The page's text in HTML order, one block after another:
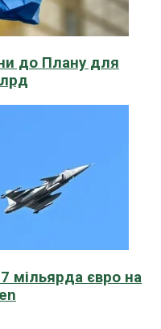
до Плану для
мільярда євро на